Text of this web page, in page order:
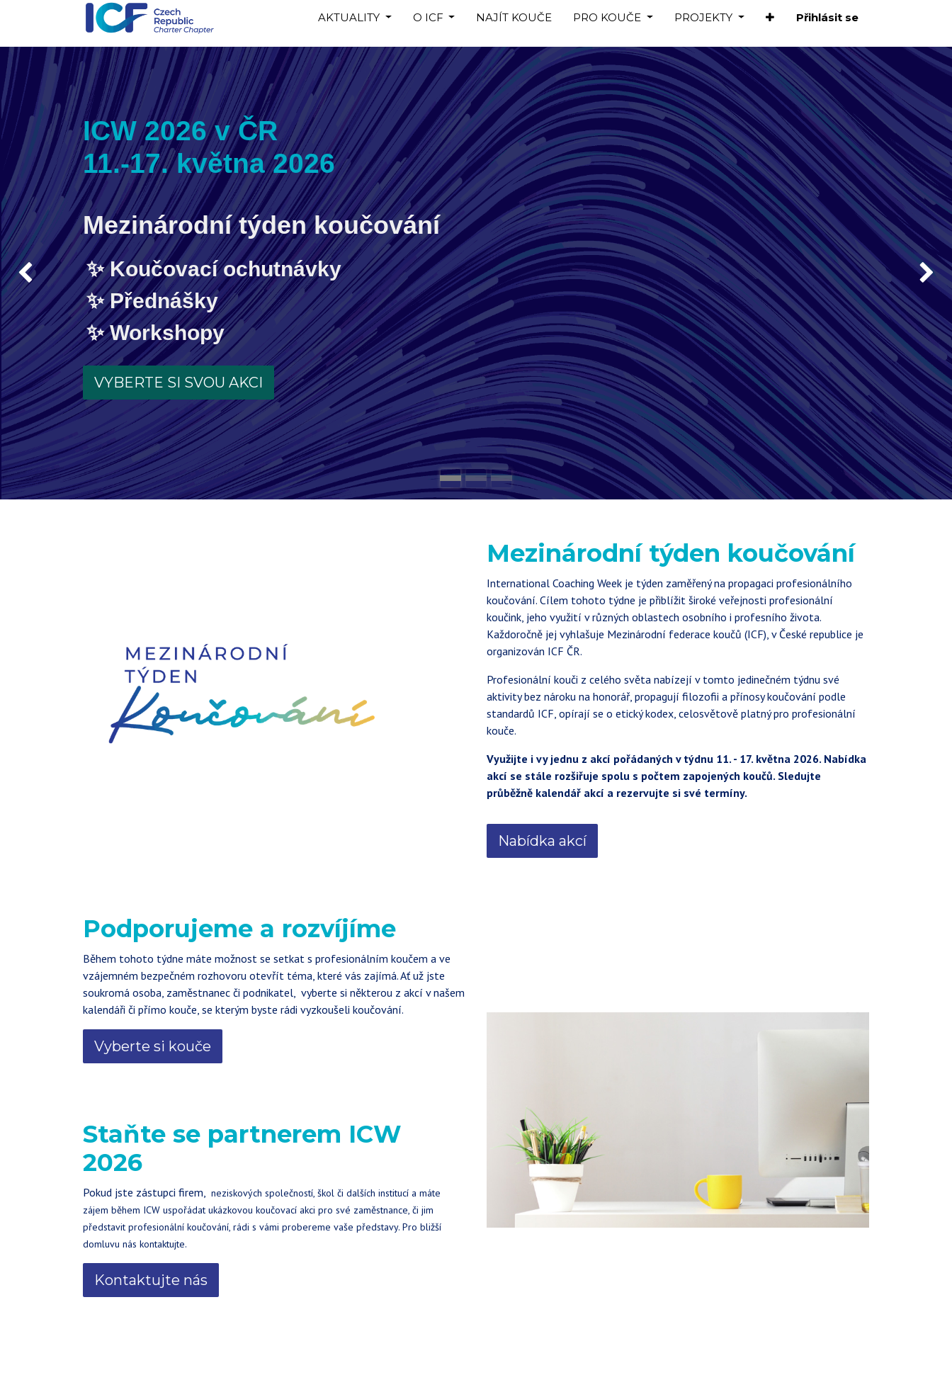
AKTUALITY O ICF NAJÍT KOUČE PRO KOUČE PROJEKTY Přihlásit se
ICW 2026 v ČR
11.-17. května 2026
Mezinárodní týden koučování
Koučovací ochutnávky
Přednášky
Workshopy
VYBERTE SI SVOU AKCI
Previous
Mezinárodní týden koučování
International Coaching Week je týden zaměřený na propagaci profesionálního
koučování. Cílem tohoto týdne je přiblížit široké veřejnosti profesionální
koučink, jeho využití v různých oblastech osobního i profesního života.
Každoročně jej vyhlašuje Mezinárodní federace koučů (ICF), v České republice je
organizován ICF ČR.
Profesionální kouči z celého světa nabízejí v tomto jedinečném týdnu své
aktivity bez nároku na honorář, propagují filozofii a přínosy koučování podle
standardů ICF, opírají se o etický kodex, celosvětově platný pro profesionální
kouče.
Využijte i vy jednu z akcí pořádaných v týdnu 11. - 17. května 2026. Nabídka
akcí se stále rozšiřuje spolu s počtem zapojených koučů. Sledujte
průběžně kalendář akcí a rezervujte si své termíny.
Nabídka akcí
Podporujeme a rozvíjíme
Během tohoto týdne máte možnost se setkat s profesionálním koučem a ve
vzájemném bezpečném rozhovoru otevřít téma, které vás zajímá. Ať už jste
soukromá osoba, zaměstnanec či podnikatel, vyberte si některou z akcí v našem
kalendáři či přímo kouče, se kterým byste rádi vyzkoušeli koučování.
Vyberte si kouče
Staňte se partnerem ICW
2026
Pokud jste zástupci firem, neziskových společností, škol či dalších institucí a máte
zájem během ICW uspořádat ukázkovou koučovací akci pro své zaměstnance, či jim
představit profesionální koučování, rádi s vámi probereme vaše představy. Pro bližší
domluvu nás kontaktujte.
Kontaktujte nás